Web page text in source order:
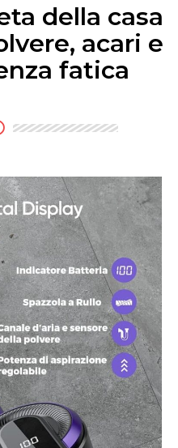
della casa
acari e
fatica